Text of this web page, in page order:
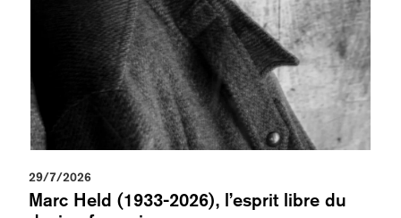
29/7/2026
Marc Held (1933-2026), l’esprit libre du